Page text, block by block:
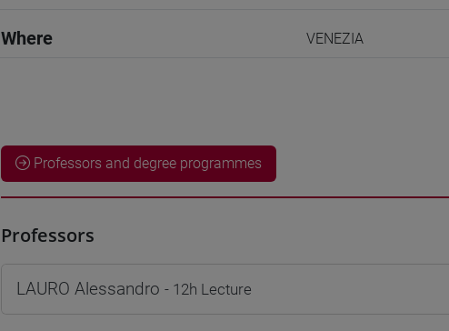
Where VENEZIA
Professors and degree programmes
Professors
LAURO Alessandro - 12h Lecture